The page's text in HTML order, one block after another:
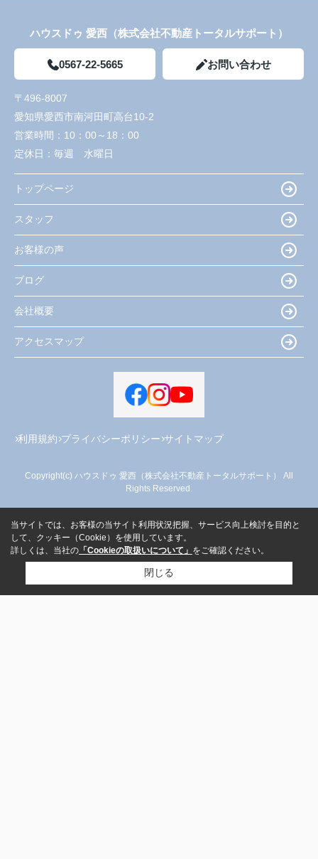
ハウスドゥ 愛西（株式会社不動産トータルサポート）
0567-22-5665 お問い合わせ
〒496-8007
愛知県愛西市南河田町高台10-2
営業時間： 10：00～18：00
定休日： 毎週 水曜日
トップページ
スタッフ
お客様の声
ブログ
会社概要
アクセスマップ
利用規約 プライバシーポリシー サイトマップ
Copyright(c) ハウスドゥ 愛西（株式会社不動産トータルサポート） All
Rights Reserved.
当サイトでは、お客様の当サイト利用状況把握、サービス向上検討を目的と
して、クッキー（Cookie）を使用しています。
詳しくは、当社の 「Cookieの取扱いについて」 をご確認ください。
閉じる